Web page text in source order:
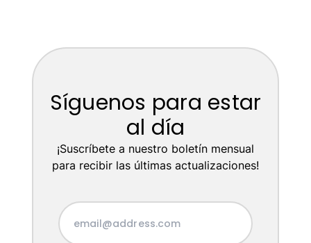
Síguenos para estar
al día
¡Suscríbete a nuestro boletín mensual
para recibir las últimas actualizaciones!